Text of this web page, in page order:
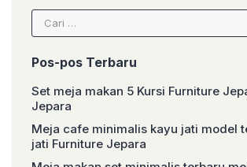
Cari
untuk:
Pos-pos Terbaru
Set meja makan 5 Kursi Furniture
Jepara
Meja cafe minimalis kayu jati model
jati Furniture Jepara